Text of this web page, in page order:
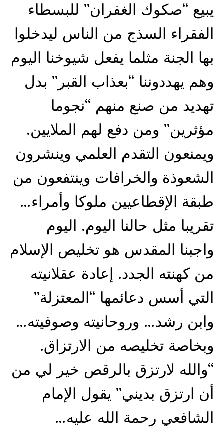
يبيع “صكوك الغفران” للبسطاء
الفقراء السذج من الناس ليدخلوا
بها الجنة مثلما يفعل شيوخنا اليوم
وهم يهددوننا “بعذاب القبر” بدل
تهديد من صنع منهم “نجوما
مؤثرين” ومن دفع لهم الملايين.
ويمنعون التقدم العلمي وينشرون
الشعوذة والخرافات وينتفعون من
طبقة الإقطاعيين ملوكا وأمراء…
تقريبا مثل حالنا اليوم. اليوم
واجبنا المقدس هو تخليص الإسلام
من كهنته الجدد. إعادة عقلانيته
التي أسس دعائمها “المعتزلة”
وابن رشد… وروحانيته وصوفيته…
وبخاصة تخليصه من الارتزاق.
“والله لارتزق بالرقص خير لي من
أن ارتزق بديني” يقول الإمام
الشافعي رحمة الله عليه…